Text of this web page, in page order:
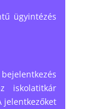
ügyintézés
iskolatitkár
jelentkezőket